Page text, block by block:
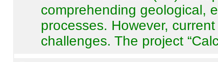
comprehending geological,
processes. However,
challenges. The project